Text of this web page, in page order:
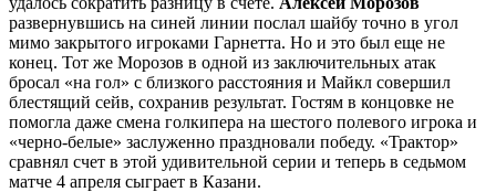
развернувшись на синей линии послал шайбу точно в угол
мимо закрытого игроками Гарнетта. Но и это был еще не
конец. Тот же Морозов в одной из заключительных атак
бросал «на гол» с близкого расстояния и Майкл совершил
блестящий сейв, сохранив результат. Гостям в концовке не
помогла даже смена голкипера на шестого полевого игрока и
«черно-белые» заслуженно праздновали победу. «Трактор»
сравнял счет в этой удивительной серии и теперь в седьмом
матче 4 апреля сыграет в Казани.